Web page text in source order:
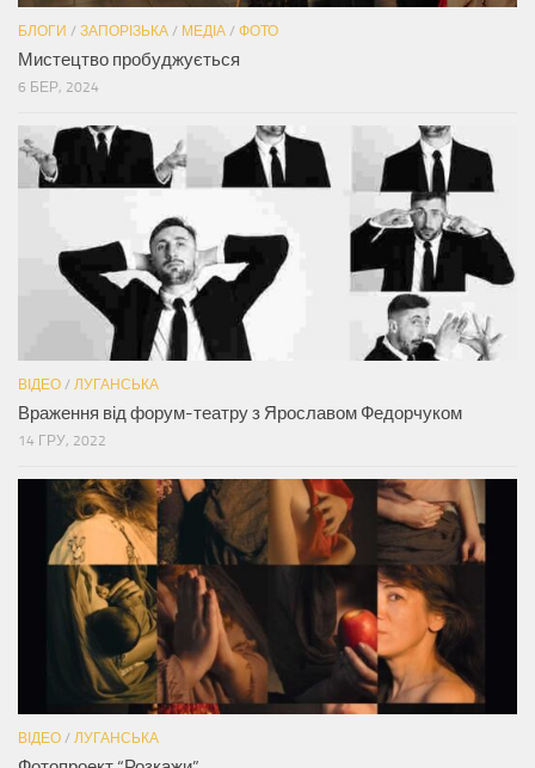
БЛОГИ / ЗАПОРІЗЬКА / МЕДІА / ФОТО
Мистецтво пробуджується
6 БЕР, 2024
ВІДЕО / ЛУГАНСЬКА
Враження від форум-театру з Ярославом Федорчуком
14 ГРУ, 2022
ВІДЕО / ЛУГАНСЬКА